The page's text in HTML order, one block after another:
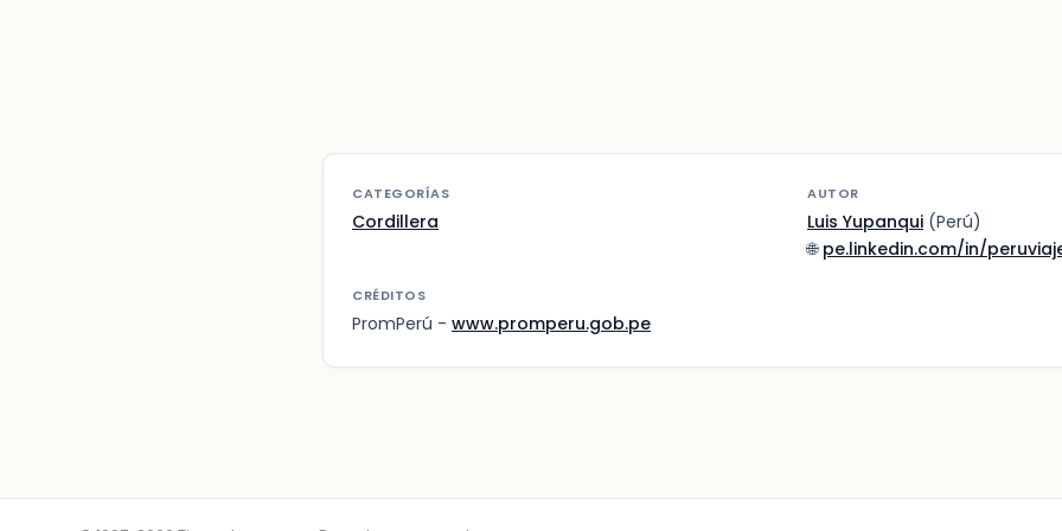
CATEGORÍAS
Cordillera
AUTOR
Luis Yupanqui (Perú)
🌐 pe.linkedin.com/in/
CRÉDITOS
PromPerú - www.promperu.gob.pe